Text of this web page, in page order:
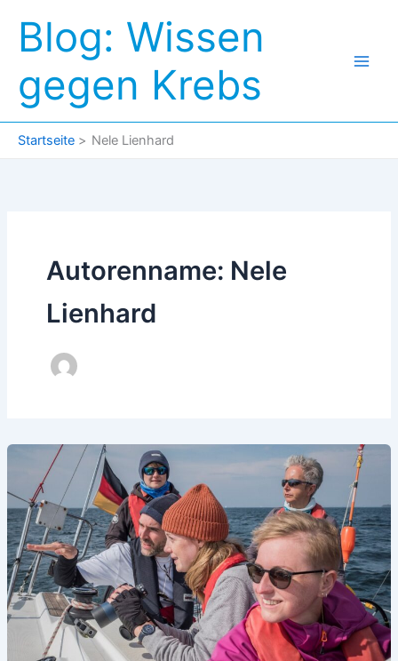
Inhalt
springen
Blog: Wissen
gegen Krebs
Startseite Nele Lienhard
Autorenname: Nele
Lienhard